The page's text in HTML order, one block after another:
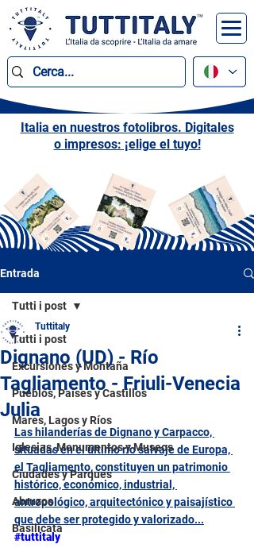
Italia en nuestros fotolibros. Digitales
o impresos: ¡elige el tuyo!
Entrada
Tutti i post
Excursiones y Montaña
Pueblos, Países y Castillos
Mares, Lagos y Ríos
Iglesias, Monumentos y Museos
Ciudades y Parques
Abruzos
Basilicata
Tutti i post
Dignano (UD) - Río
Tagliamento - Friuli-Venecia
Julia
Tuttitaly
Las hilanderías de Dignano y Carpacco,
situadas en el último río salvaje de Europa,
el Tagliamento, constituyen un patrimonio
histórico, económico, industrial,
antropológico, arquitectónico y paisajístico
que debe ser protegido y valorizado...
#tuttitaly